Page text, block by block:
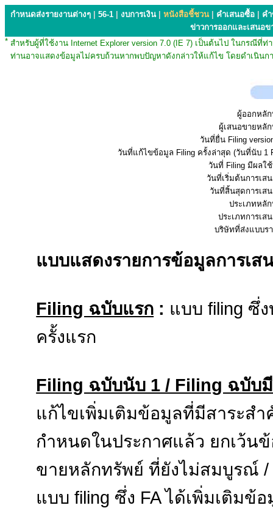
กำหนดส่งรายงานต่างๆ 56-1 งบการเงิน หนังสือชี้ชวน คำเสนอซื้อ
ค
ข่าวการออกและเสนอข
* สำหรับผู้ที่ใช้งาน Internet Explorer version 7.0 (IE 7) เป็นต้นไป ในกรณี
ท่านอาจแสดงข้อมูลไม่ครบถ้วนหากพบปัญหาดังกล่าวให้แก้ไข โดยดำเนินก
ผู้ออกหลั
ผู้เสนอขายหลั
วันที่ยื่น Filing
วันที่แก้ไขข้อมูล Filing ครั้งล่าสุด (วันที่นับ 1
วันที่ Filing มีผลใ
วันที่เริ่มต้นการเส
วันที่สิ้นสุดการเส
ประเภทหลั
ประเภทการเส
บริษัทที่ส่งแบบร
แบบแสดงรายการข้อมูลการเ
Filing ฉบับแรก : แบบ filing ซึ่ง
ครั้งแรก
Filing ฉบับนับ 1 / Filing ฉบับ
แก้ไขเพิ่มเติมข้อมูลที่มีสาระส
กำหนดในประกาศแล้ว ยกเว้น
ขายหลักทรัพย์ ที่ยังไม่สมบูรณ์
แบบ filing ซึ่ง FA ได้เพิ่มเติมข้